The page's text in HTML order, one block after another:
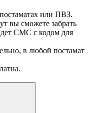
или ПВЗ.
вы сможете забрать
СМС с кодом для
в любой постамат